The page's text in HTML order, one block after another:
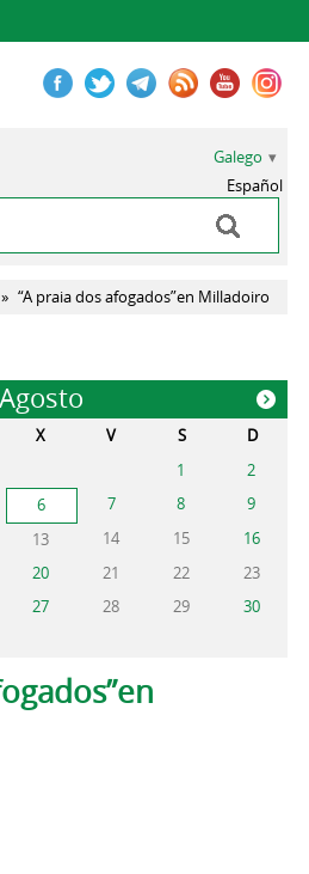
Galego
Español
» “A praia dos afogados”en Milladoiro
Agosto »
X V S
D
1
2
6 7 8
9
13 14 15
16
20 21 22
23
27 28 29
30